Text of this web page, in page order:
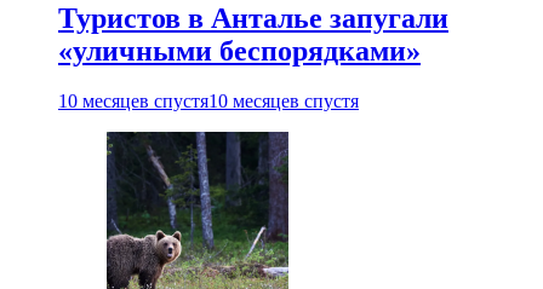
Туристов в Анталье запугали
«уличными беспорядками»
10 месяцев спустя10 месяцев спустя